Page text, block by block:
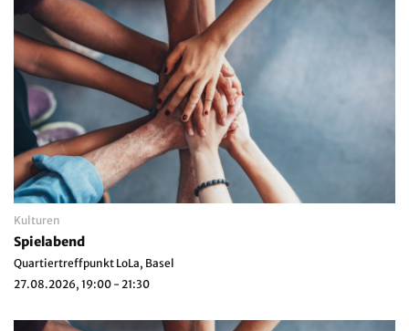
Kulturen
Spielabend
Quartiertreffpunkt LoLa, Basel
27.08.2026, 19:00 - 21:30